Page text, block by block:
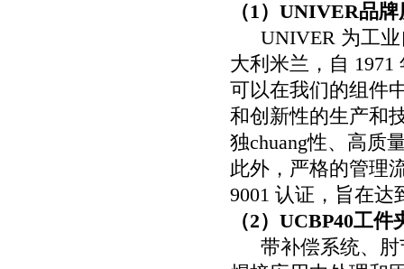
（1） UNIVER品牌
UNIVER 为工
大利米兰，自 1971
可以在我们的组件
和创新性的生产和
独chuang性、高质
此外，严格的管理
9001 认证，旨在达
（2） UCBP40工件
带补偿系统、